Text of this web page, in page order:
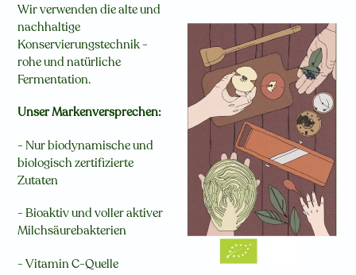
Wir verwenden die alte und
nachhaltige
Konservierungstechnik -
rohe und natürliche
Fermentation.
Unser Markenversprechen:
- Nur biodynamische und
biologisch zertifizierte
Zutaten
- Bioaktiv und voller aktiver
Milchsäurebakterien
- Vitamin C-Quelle